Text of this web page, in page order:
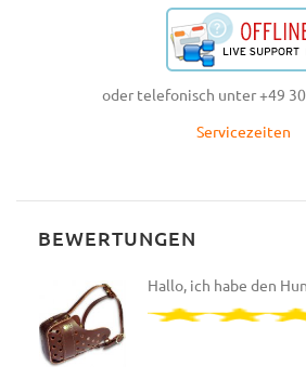
oder telefonisch unter +49
Servicezeiten
BEWERTUNGEN
Hallo, ich habe den